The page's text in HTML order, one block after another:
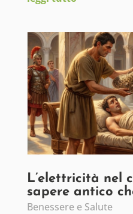
L’elettricità nel
sapere antico
Benessere e Salute